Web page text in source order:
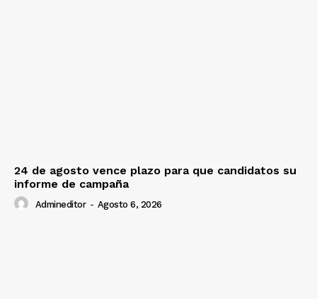
24 de agosto vence plazo para que candidatos su
informe de campaña
Admineditor - Agosto 6, 2026